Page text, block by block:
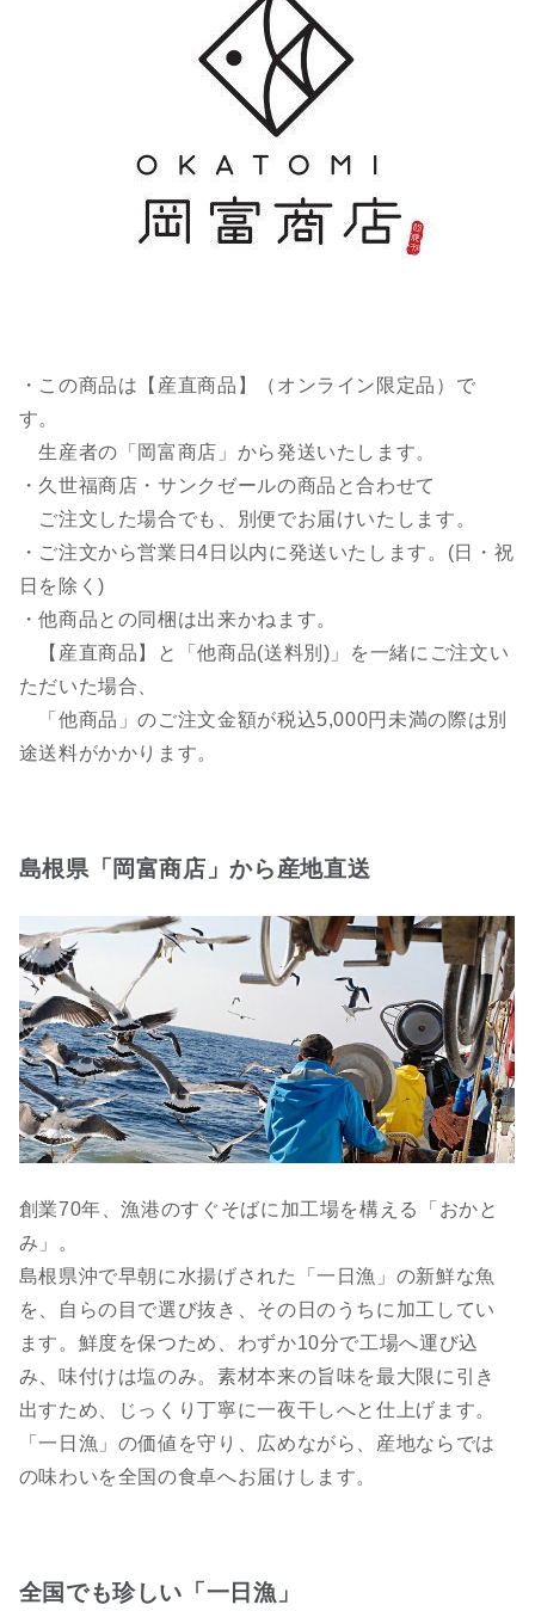
・この商品は【産直商品】（オンライン限定品）で
す。
生産者の「岡富商店」から発送いたします。
・久世福商店・サンクゼールの商品と合わせて
ご注文した場合でも、別便でお届けいたします。
・ご注文から営業日4日以内に発送いたします。(日・祝
日を除く)
・他商品との同梱は出来かねます。
【産直商品】と「他商品(送料別)」を一緒にご注文い
ただいた場合、
「他商品」のご注文金額が税込5,000円未満の際は別
途送料がかかります。
島根県「岡富商店」から産地直送
創業70年、漁港のすぐそばに加工場を構える「おかと
み」。
島根県沖で早朝に水揚げされた「一日漁」の新鮮な魚
を、自らの目で選び抜き、その日のうちに加工してい
ます。鮮度を保つため、わずか10分で工場へ運び込
み、味付けは塩のみ。素材本来の旨味を最大限に引き
出すため、じっくり丁寧に一夜干しへと仕上げます。
「一日漁」の価値を守り、広めながら、産地ならでは
の味わいを全国の食卓へお届けします。
全国でも珍しい「一日漁」